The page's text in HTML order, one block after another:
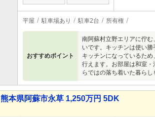
平屋 駐車場あり 駐車2台 所有権
おすすめポイント
南阿蘇村立野エリアに佇
いです。キッチンは使い
キッチンになっているた
行えます。お部屋は和室
らではの落ち着いた暮ら
熊本県阿蘇市永草 1,250万円 5DK